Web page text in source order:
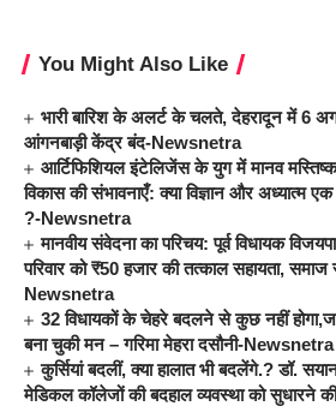
You Might Also Like
भारी बारिश के अलर्ट के चलते, देहरादून में 6
आंगनबाड़ी केंद्र बंद-Newsnetra
आर्टिफिशियल इंटेलिजेंस के युग में मानव
विकास की संभावनाएँ: क्या विज्ञान और
?-Newsnetra
मानवीय संवेदना का परिचय: पूर्व विधायक
परिवार को ₹50 हजार की तत्काल सहायता,
Newsnetra
32 विधायकों के चेहरे बदलने से कुछ नहीं
बना चुकी मन – गरिमा मेहरा दसौनी-Newsnetra
कुर्सियां बदलीं, क्या हालात भी बदलेंगे.? डॉ.
मेडिकल कॉलेजों की बदहाल व्यवस्था को सुधारने